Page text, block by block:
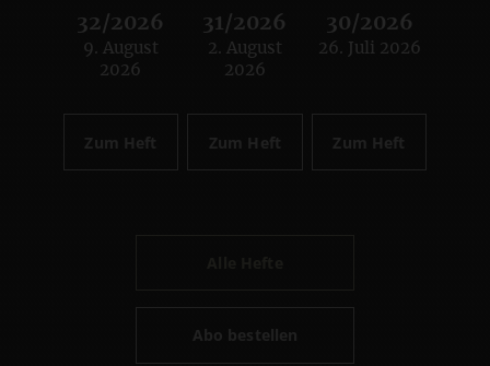
32/2026
:
9. August
2026
Zum Heft
31/2026
:
2. August
2026
Zum Heft
30/2026
:
26. Juli 2026
Zum Heft
Abo bestellen